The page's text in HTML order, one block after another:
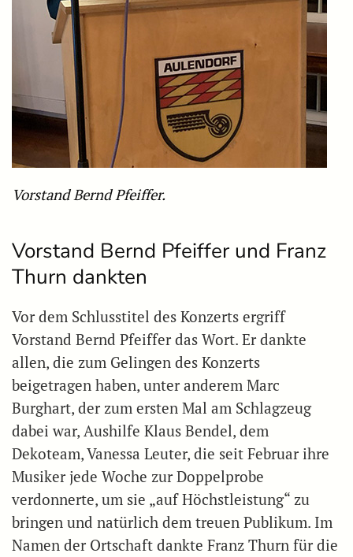
Vorstand Bernd Pfeiffer.
Vorstand Bernd Pfeiffer und Franz
Thurn dankten
Vor dem Schlusstitel des Konzerts ergriff
Vorstand Bernd Pfeiffer das Wort. Er dankte
allen, die zum Gelingen des Konzerts
beigetragen haben, unter anderem Marc
Burghart, der zum ersten Mal am Schlagzeug
dabei war, Aushilfe Klaus Bendel, dem
Dekoteam, Vanessa Leuter, die seit Februar ihre
Musiker jede Woche zur Doppelprobe
verdonnerte, um sie „auf Höchstleistung“ zu
bringen und natürlich dem treuen Publikum. Im
Namen der Ortschaft dankte Franz Thurn für die